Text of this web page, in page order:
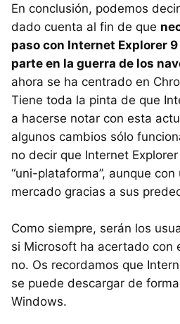
En conclusión, podemos
dado cuenta al fin de que
paso con Internet Explorer
parte en la guerra de los
ahora se ha centrado en
Tiene toda la pinta de que
a hacerse notar con esta
algunos cambios sólo
no decir que Internet
“uni-plataforma”, aunque
mercado gracias a sus
Como siempre, serán los
si Microsoft ha acertado con
no. Os recordamos que
se puede descargar de
Windows.